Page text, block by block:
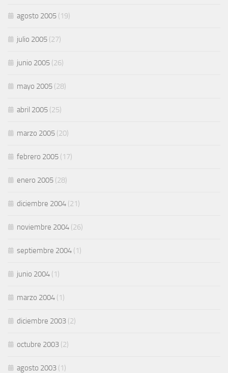
agosto 2005 (19)
julio 2005 (27)
junio 2005 (26)
mayo 2005 (28)
abril 2005 (25)
marzo 2005 (20)
febrero 2005 (17)
enero 2005 (28)
diciembre 2004 (21)
noviembre 2004 (26)
septiembre 2004 (1)
junio 2004 (1)
marzo 2004 (1)
diciembre 2003 (2)
octubre 2003 (2)
agosto 2003 (1)